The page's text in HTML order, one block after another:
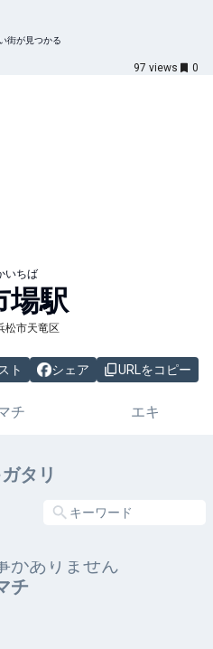
街が見つかる
97 views 0
いちば
場駅
松市天竜区
ト シェア URLをコピー
チ エキ
タリ
がありません
チ